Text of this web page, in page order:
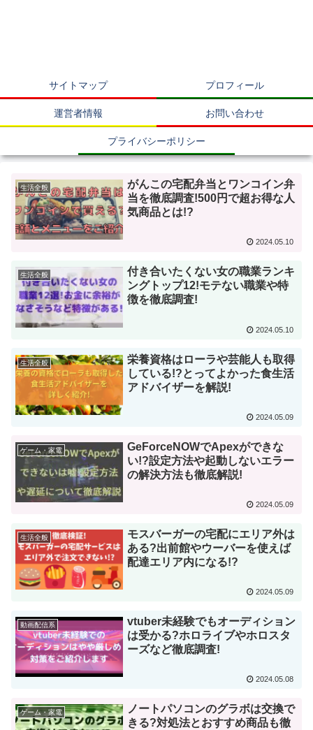
サイトマップ プロフィール
運営者情報 お問い合わせ
プライバシーポリシー
生活全般
がんこの宅配弁当とワンコイン弁
当を徹底調査!500円で超お得な人
気商品とは!?
2024.05.10
生活全般
付き合いたくない女の職業ランキ
ングトップ12!モテない職業や特
徴を徹底調査!
2024.05.10
生活全般
栄養資格はローラや芸能人も取得
している!?とってよかった食生活
アドバイザーを解説!
2024.05.09
ゲーム・家電
GeForceNOWでApexができな
い!?設定方法や起動しないエラー
の解決方法も徹底解説!
2024.05.09
生活全般
モスバーガーの宅配にエリア外は
ある?出前館やウーバーを使えば
配達エリア内になる!?
2024.05.09
動画配信系
vtuber未経験でもオーディション
は受かる?ホロライブやホロスタ
ーズなど徹底調査!
2024.05.08
ゲーム・家電
ノートパソコンのグラボは交換で
きる?対処法とおすすめ商品も徹